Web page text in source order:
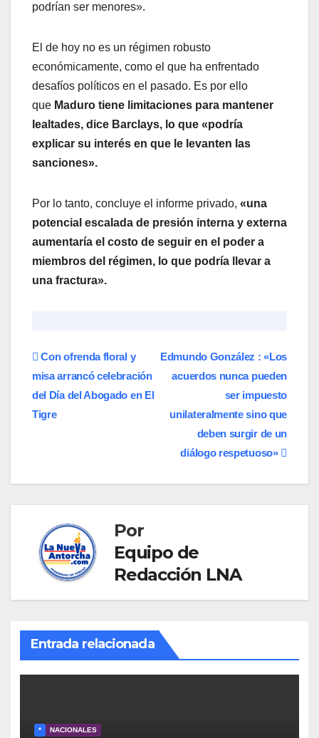
podrían ser menores».
El de hoy no es un régimen robusto
económicamente, como el que ha enfrentado
desafíos políticos en el pasado. Es por ello
que Maduro tiene limitaciones para mantener
lealtades, dice Barclays, lo que «podría
explicar su interés en que le levanten las
sanciones».
Por lo tanto, concluye el informe privado, «una
potencial escalada de presión interna y externa
aumentaría el costo de seguir en el poder a
miembros del régimen, lo que podría llevar a
una fractura».
Navegación
de
entradas
Edmundo González : «Los
acuerdos nunca pueden
ser impuesto
unilateralmente sino que
deben surgir de un
diálogo respetuoso»
Con ofrenda floral y
misa arrancó celebración
del Día del Abogado en El
Tigre
Por
Equipo de
Redacción LNA
Entrada relacionada
* NACIONALES